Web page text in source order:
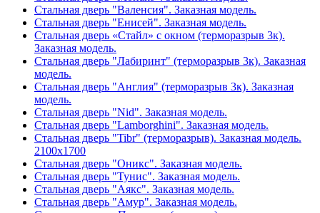
Стальная дверь "Валенсия". Заказная модель.
Стальная дверь "Енисей". Заказная модель.
Стальная дверь «Стайл» с окном (терморазрыв 3к).
Заказная модель.
Стальная дверь "Лабиринт" (терморазрыв 3к). Заказная
модель.
Стальная дверь "Англия" (терморазрыв 3к). Заказная
модель.
Стальная дверь "Nid". Заказная модель.
Стальная дверь "Lamborghini". Заказная модель.
Стальная дверь "Tibr" (терморазрыв). Заказная модель.
2100х1700
Стальная дверь "Оникс". Заказная модель.
Стальная дверь "Тунис". Заказная модель.
Стальная дверь "Аякс". Заказная модель.
Стальная дверь "Амур". Заказная модель.